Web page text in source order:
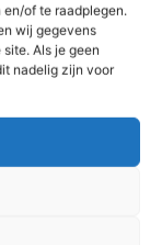
of te raadplegen.
wij gegevens
Als je geen
nadelig zijn voor